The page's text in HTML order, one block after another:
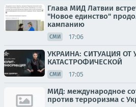
Глава МИД Латвии
"Новое единство"
кампанию
СМИ 17:06
УКРАИНА: СИТУАЦИЯ ОТ
КАТАСТРОФИЧЕСКОЙ
СМИ 17:05
МИД: международное
против терроризма с